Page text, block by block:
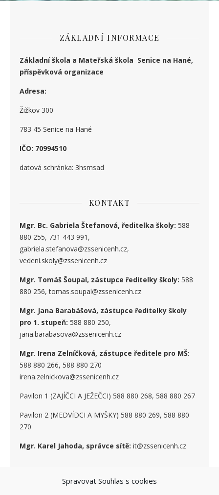
Spravovat Souhlas s cookies
ZÁKLADNÍ INFORMACE
Základní škola a Mateřská škola Senice na Hané,
příspěvková organizace
Adresa:
Žižkov 300
783 45 Senice na Hané
IČO: 70994510
datová schránka: 3hsmsad
KONTAKT
Mgr. Bc. Gabriela Štefanová, ředitelka školy: 588
880 255, 731 443 991,
gabriela.stefanova@zssenicenh.cz,
vedeni.skoly@zssenicenh.cz
Mgr. Tomáš Šoupal, zástupce ředitelky školy: 588
880 256, tomas.soupal@zssenicenh.cz
Mgr. Jana Barabášová, zástupce ředitelky školy
pro 1. stupeň: 588 880 250,
jana.barabasova@zssenicenh.cz
Mgr. Irena Zelníčková, zástupce ředitele pro MŠ:
588 880 266, 588 880 270
irena.zelnickova@zssenicenh.cz
Pavilon 1 (ZAJÍČCI A JEŽEČCI) 588 880 268, 588 880 267
Pavilon 2 (MEDVÍDCI A MYŠKY) 588 880 269, 588 880
270
Mgr. Karel Jahoda, správce sítě: it@zssenicenh.cz
SOCIÁLNÍ SÍTĚ